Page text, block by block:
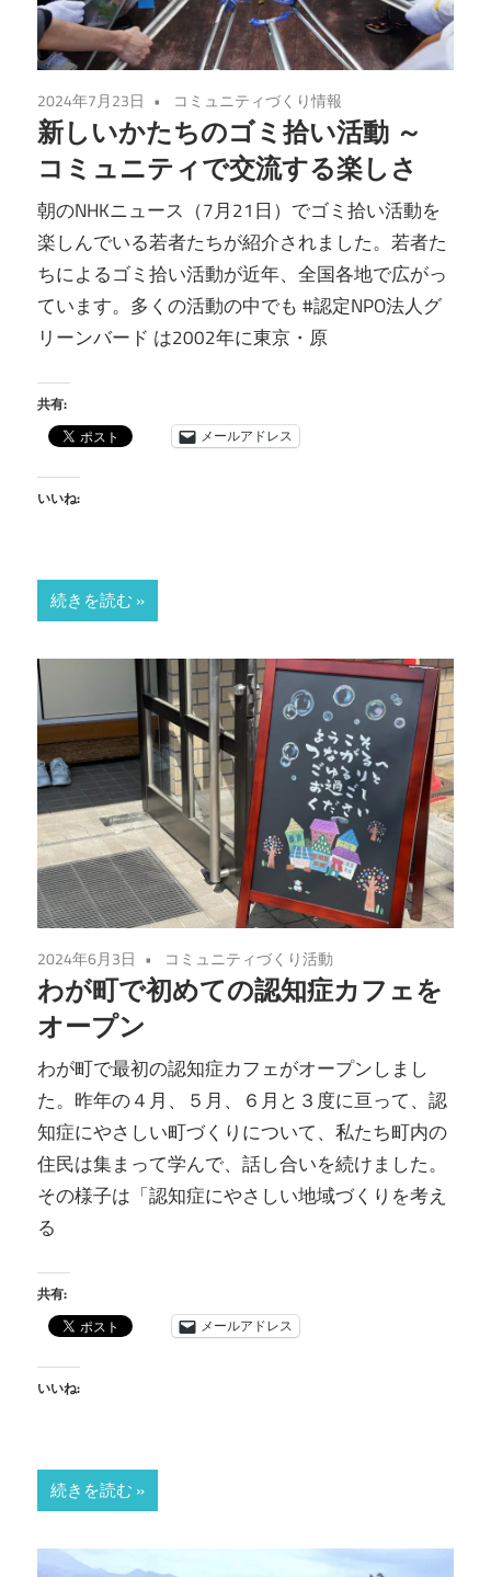
2024年7月23日 コミュニティづくり情報
新しいかたちのゴミ拾い活動 ～
コミュニティで交流する楽しさ
朝のNHKニュース（7月21日）でゴミ拾い活動を
楽しんでいる若者たちが紹介されました。若者た
ちによるゴミ拾い活動が近年、全国各地で広がっ
ています。多くの活動の中でも #認定NPO法人グ
リーンバード は2002年に東京・原
共有:
メールアドレス
いいね:
続きを読む
2024年6月3日 コミュニティづくり活動
わが町で初めての認知症カフェを
オープン
わが町で最初の認知症カフェがオープンしまし
た。昨年の４月、５月、６月と３度に亘って、認
知症にやさしい町づくりについて、私たち町内の
住民は集まって学んで、話し合いを続けました。
その様子は「認知症にやさしい地域づくりを考え
る
共有:
メールアドレス
いいね:
続きを読む